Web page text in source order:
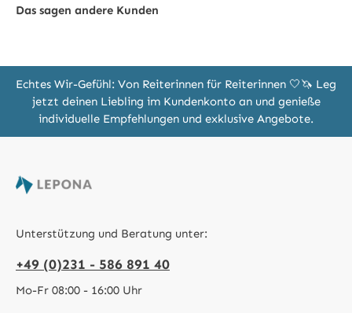
Das sagen andere Kunden
Echtes Wir-Gefühl: Von Reiterinnen für Reiterinnen 🤍🦄 Leg
jetzt deinen Liebling im Kundenkonto an und genieße
individuelle Empfehlungen und exklusive Angebote.
Unterstützung und Beratung unter:
+49 (0)231 - 586 891 40
Mo-Fr 08:00 - 16:00 Uhr